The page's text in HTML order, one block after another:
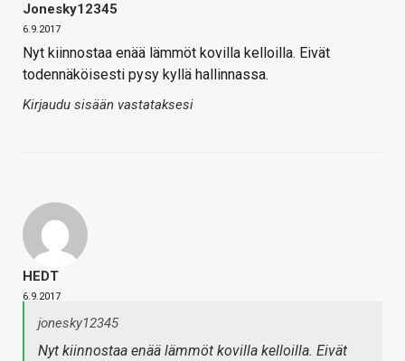
Jonesky12345
6.9.2017
Nyt kiinnostaa enää lämmöt kovilla kelloilla. Eivät
todennäköisesti pysy kyllä hallinnassa.
Kirjaudu sisään vastataksesi
HEDT
6.9.2017
jonesky12345
Nyt kiinnostaa enää lämmöt kovilla kelloilla. Eivät